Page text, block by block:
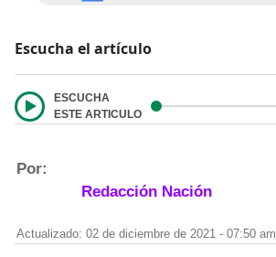
Escucha el artículo
ESCUCHA
ESTE ARTICULO
Por:
Redacción Nación
Actualizado: 02 de diciembre de 2021 - 07:50 am